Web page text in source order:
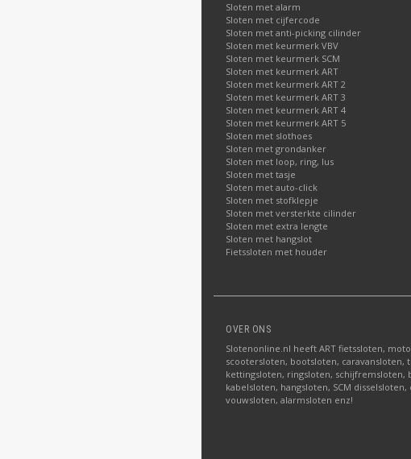
Sloten met alarm
Sloten met cijfercode
Sloten met anti-picking cilinder
Sloten met keurmerk VBV
Sloten met keurmerk SCM
Sloten met keurmerk ART
Sloten met keurmerk ART 2
Sloten met keurmerk ART 3
Sloten met keurmerk ART 4
Sloten met keurmerk ART 5
Sloten met slothoes
Sloten met grondanker
Sloten met loop, ring, lus
Sloten met tasje
Sloten met auto-click
Sloten met stofklepje
Sloten met versterkte cilinder
Sloten met extra lengte
Sloten met hangslot
Fietssloten met houder
OVER ONS
Slotenonline.nl heeft ART fietssloten,
scootersloten, bootsloten, caravansloten,
kettingsloten, ringsloten, schijfremsloten,
kabelsloten, hangsloten, SCM
vouwsloten, alarmsloten enz!